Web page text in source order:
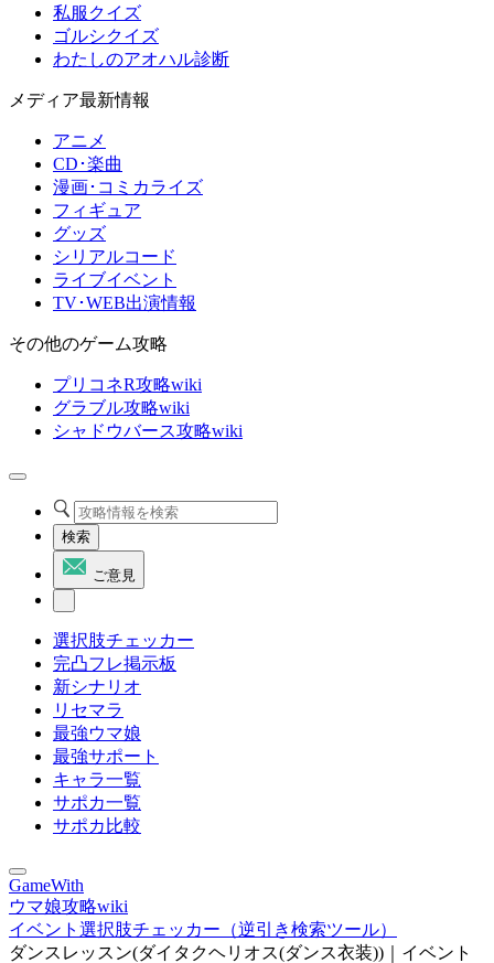
私服クイズ
ゴルシクイズ
わたしのアオハル診断
メディア最新情報
アニメ
CD･楽曲
漫画･コミカライズ
フィギュア
グッズ
シリアルコード
ライブイベント
TV･WEB出演情報
その他のゲーム攻略
プリコネR攻略wiki
グラブル攻略wiki
シャドウバース攻略wiki
検索
ご意見
選択肢チェッカー
完凸フレ掲示板
新シナリオ
リセマラ
最強ウマ娘
最強サポート
キャラ一覧
サポカ一覧
サポカ比較
GameWith
ウマ娘攻略wiki
イベント選択肢チェッカー（逆引き検索ツール）
ダンスレッスン(ダイタクヘリオス(ダンス衣装))｜イベント